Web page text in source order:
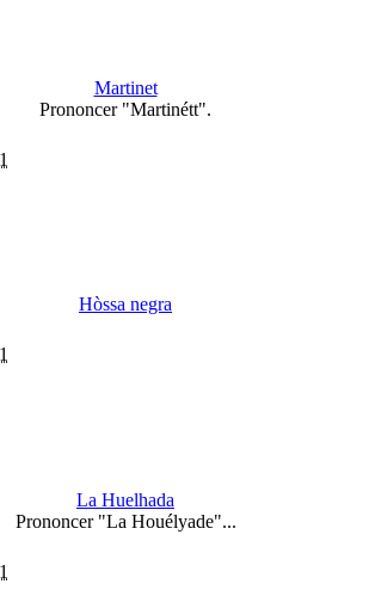
Martinet
Prononcer "Martinétt".
Hòssa negra
La Huelhada
Prononcer "La Houélyade"...